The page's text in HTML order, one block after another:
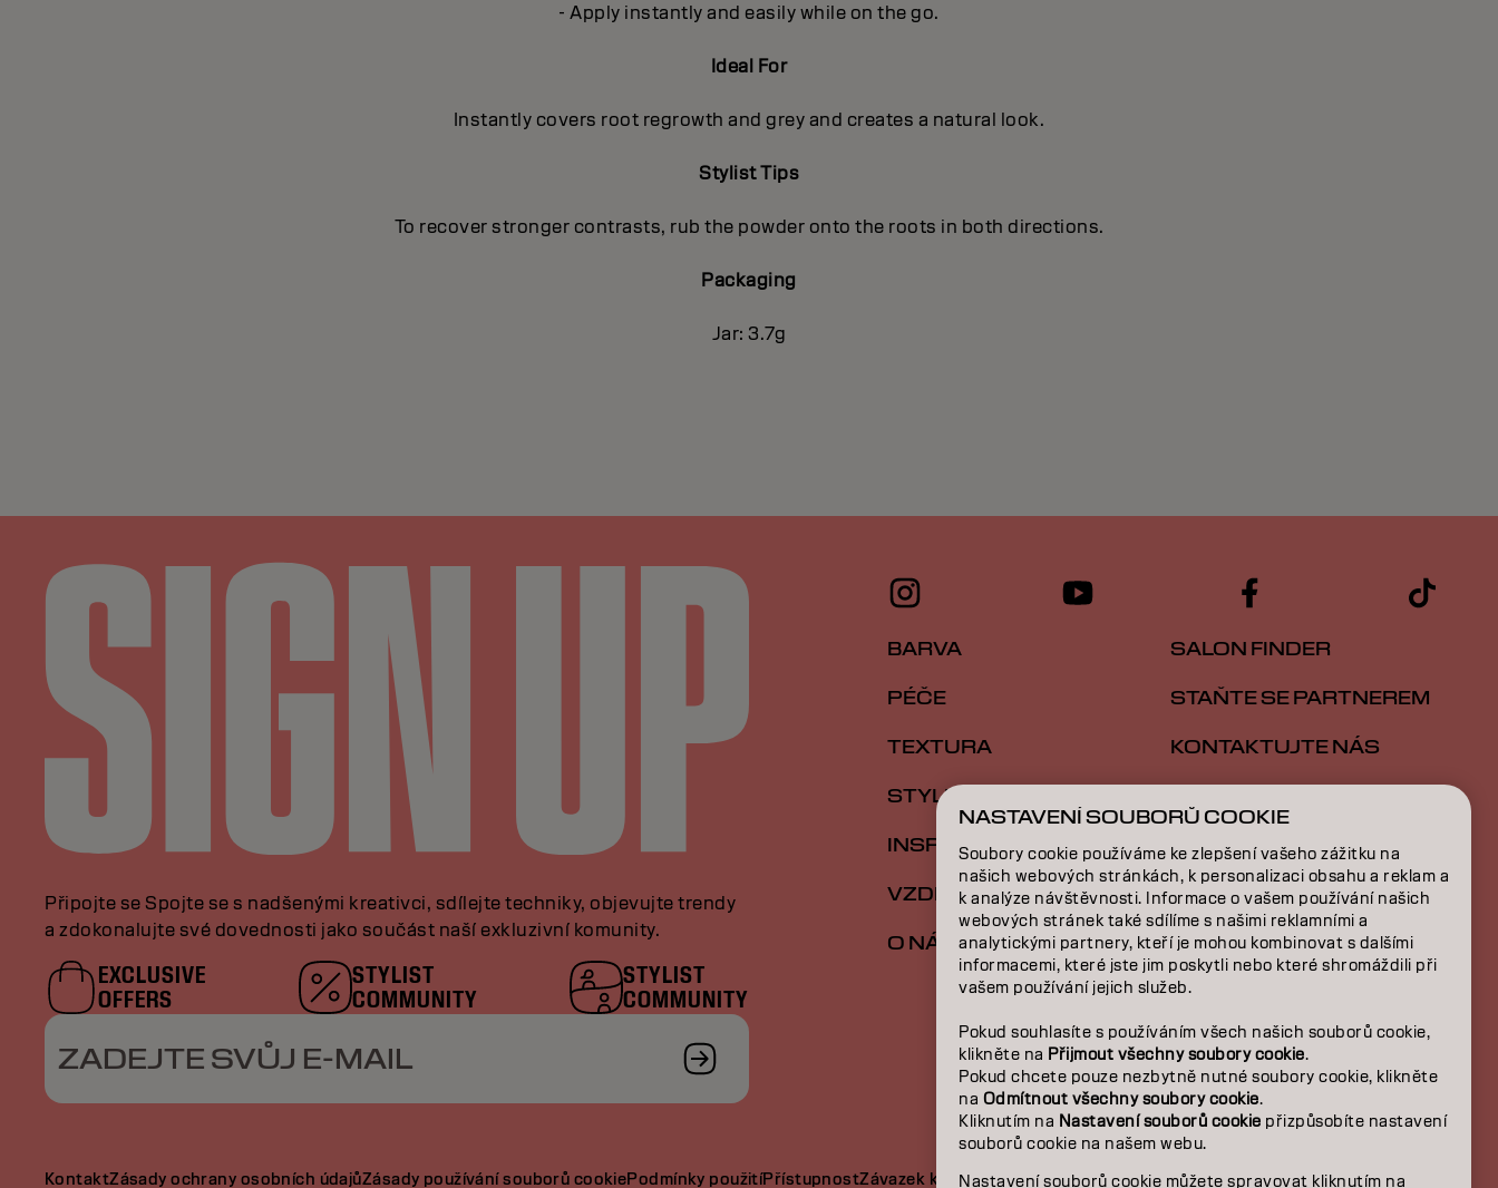
- Apply instantly and easily while on the go.
Ideal For
Instantly covers root regrowth and grey and creates a natural look.
Stylist Tips
To recover stronger contrasts, rub the powder onto the roots in both directions.
Packaging
Jar: 3.7g
Připojte se Spojte se s nadšenými kreativci, sdílejte techniky, objevujte trendy
a zdokonalujte své dovednosti jako součást naší exkluzivní komunity.
EXCLUSIVE
OFFERS
STYLIST
COMMUNITY
STYLIST
COMMUNITY
ZADEJTE SVŮJ E-MAIL
BARVA
PÉČE
TEXTURA
STYLING
INSPIRACE
VZDĚLÁVÁNÍ
O NÁS
SALON FINDER
STAŇTE SE PARTNEREM
KONTAKTUJTE NÁS
KontaktZásady ochrany osobních údajůZásady používání souborů cookiePodmínky použitíPřístupnostZávazek k udržitelnosti CZ | CZECH
NASTAVENÍ SOUBORŮ COOKIE
Soubory cookie používáme ke zlepšení vašeho zážitku na
našich webových stránkách, k personalizaci obsahu a reklam a
k analýze návštěvnosti. Informace o vašem používání našich
webových stránek také sdílíme s našimi reklamními a
analytickými partnery, kteří je mohou kombinovat s dalšími
informacemi, které jste jim poskytli nebo které shromáždili při
vašem používání jejich služeb.
Pokud souhlasíte s používáním všech našich souborů cookie,
klikněte na Přijmout všechny soubory cookie.
Pokud chcete pouze nezbytně nutné soubory cookie, klikněte
na Odmítnout všechny soubory cookie.
Kliknutím na Nastavení souborů cookie přizpůsobíte nastavení
souborů cookie na našem webu.
Nastavení souborů cookie můžete spravovat kliknutím na